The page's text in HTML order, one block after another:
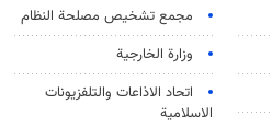
مجمع تشخيص مصلحة النظام
وزارة الخارجية
اتحاد الاذاعات والتلفزيونات
الاسلامية